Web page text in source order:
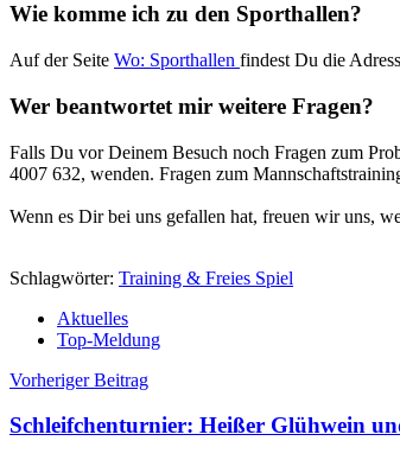
Wie komme ich zu den Sporthallen?
Auf der Seite Wo: Sporthallen findest Du die
Wer beantwortet mir weitere Fragen?
Falls Du vor Deinem Besuch noch Fragen zum
4007 632, wenden. Fragen zum
Wenn es Dir bei uns gefallen hat, freuen wir uns,
Schlagwörter: Training & Freies Spiel
Aktuelles
Top-Meldung
Beitragsnavigation
Vorheriger Beitrag
Schleifchenturnier: Heißer Glühwein